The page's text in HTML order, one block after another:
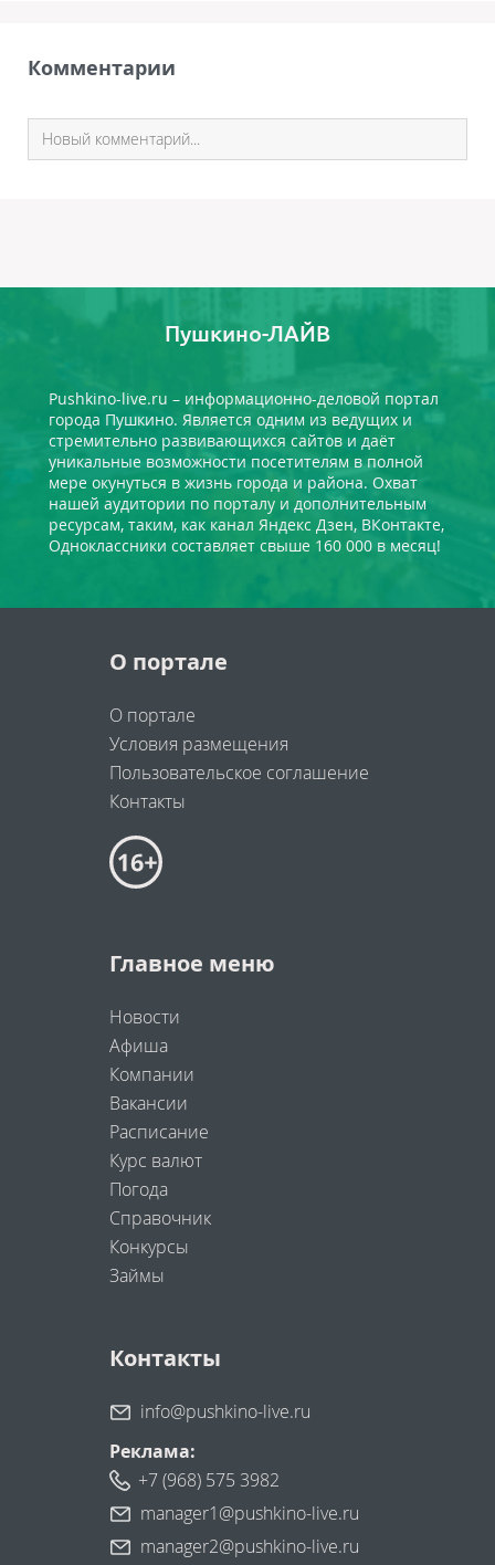
Комментарии
Пушкино-ЛАЙВ
Pushkino-live.ru – информационно-деловой портал
города Пушкино. Является одним из ведущих и
стремительно развивающихся сайтов и даёт
уникальные возможности посетителям в полной
мере окунуться в жизнь города и района. Охват
нашей аудитории по порталу и дополнительным
ресурсам, таким, как канал Яндекс Дзен, ВКонтакте,
Одноклассники составляет свыше 160 000 в месяц!
О портале
О портале
Условия размещения
Пользовательское соглашение
Контакты
Главное меню
Новости
Афиша
Компании
Вакансии
Расписание
Курс валют
Погода
Справочник
Конкурсы
Займы
Контакты
info@pushkino-live.ru
Реклама:
+7 (968) 575 3982
manager1@pushkino-live.ru
manager2@pushkino-live.ru